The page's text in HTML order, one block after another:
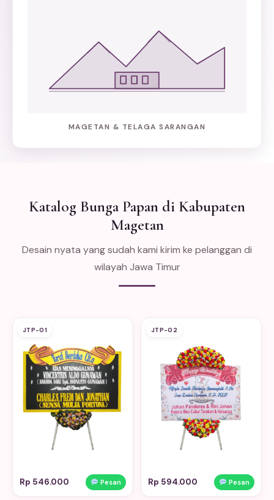
MAGETAN & TELAGA SARANGAN
Katalog Bunga Papan di Kabupaten
Magetan
Desain nyata yang sudah kami kirim ke pelanggan di
wilayah Jawa Timur
JTP-01
Rp 546.000 Pesan
JTP-02
Rp 594.000 Pesan